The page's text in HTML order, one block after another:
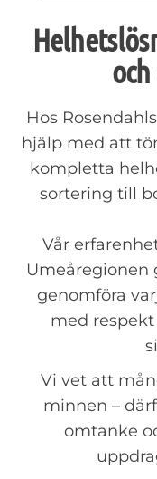
Hos
hjälp med att
kompletta
sortering till
Vår
Umeåregionen
genomföra
med
Vi vet att
minnen –
omtanke